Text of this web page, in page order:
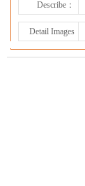
Describe：
Detail Images